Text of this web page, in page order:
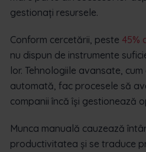
gestionați resursele.
Conform cercetării, peste 45%
nu dispun de instrumente
lor. Tehnologiile avansate,
automată, fac procesele să
companii încă își gestionează
Munca manuală cauzează
productivitatea și se traduce